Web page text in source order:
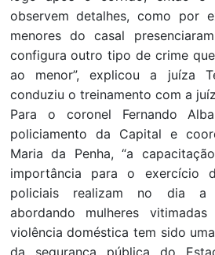
observem detalhes, como por
menores do casal
configura outro tipo de crime
ao menor”, explicou a juíza
conduziu o treinamento com a
Para o coronel Fernando
policiamento da Capital e
Maria da Penha, “a
importância para o exercício
policiais realizam no dia a
abordando mulheres
violência doméstica tem sido